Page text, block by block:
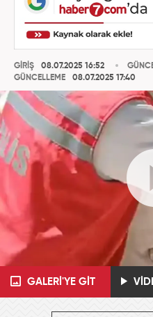
GİRİŞ
08.07.2025 16:52
GÜNCELLEME
08.07.2025 17:40
GALERİ'YE GİT